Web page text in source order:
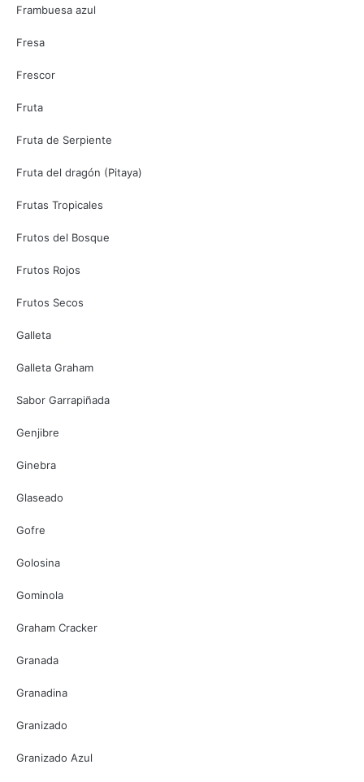
Frambuesa azul
Fresa
Frescor
Fruta
Fruta de Serpiente
Fruta del dragón (Pitaya)
Frutas Tropicales
Frutos del Bosque
Frutos Rojos
Frutos Secos
Galleta
Galleta Graham
Sabor Garrapiñada
Genjibre
Ginebra
Glaseado
Gofre
Golosina
Gominola
Graham Cracker
Granada
Granadina
Granizado
Granizado Azul